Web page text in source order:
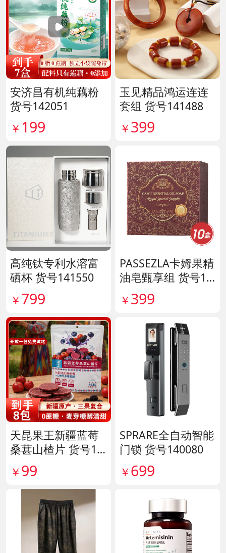
安济昌有机纯藕粉
货号142051
￥ 199
高纯钛专利水溶富
硒杯 货号141550
￥ 799
天昆果王新疆蓝莓
桑葚山楂片 货号14
1817
￥ 99
玉见精品鸿运连连
套组 货号141488
￥ 399
PASSEZLA卡姆果精
油皂甄享组 货号14
0198
￥ 399
SPRARE全自动智能
门锁 货号140080
￥ 699